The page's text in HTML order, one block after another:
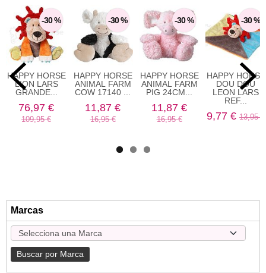
Marcas
-30 %
HAPPY HORSE
LION LARS
GRANDE...
76,97 €
109,95 €
-30 %
HAPPY HORSE
ANIMAL FARM
COW 17140 ...
11,87 €
16,95 €
-30 %
HAPPY HORSE
ANIMAL FARM
PIG 24CM...
11,87 €
16,95 €
-30 %
HAPPY HORSE
DOU DOU
LEON LARS
REF...
9,77 € 13,95 €